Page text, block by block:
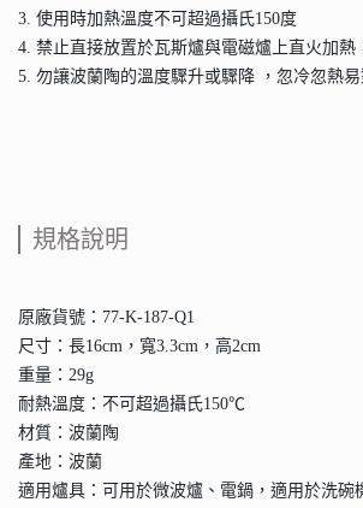
3. 使用時加熱溫度不可超過攝氏150度
4. 禁止直接放置於瓦斯爐與電磁爐上直火加熱
5. 勿讓波蘭陶的溫度驟升或驟降 ，忽冷忽熱
規格說明
原廠貨號：77-K-187-Q1
尺寸：長16cm，寬3.3cm，高2cm
重量：29g
耐熱溫度：不可超過攝氏150℃
材質：波蘭陶
產地：波蘭
適用爐具：可用於微波爐、電鍋，適用於洗碗